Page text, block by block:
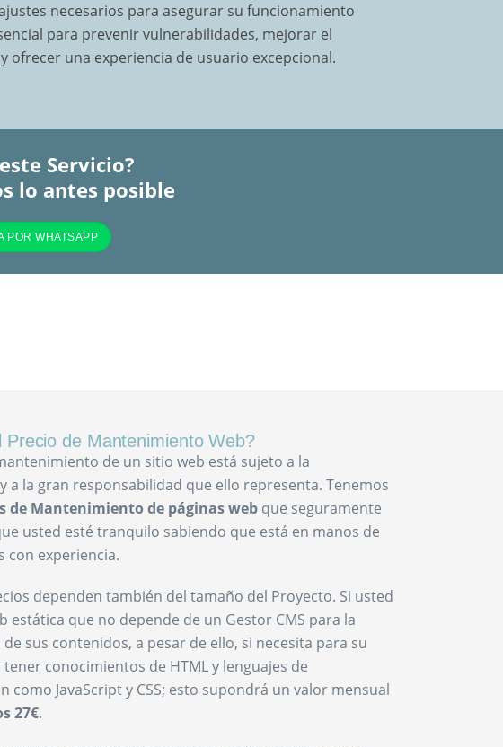
necesarios para asegurar su funcionamiento
para prevenir vulnerabilidades, mejorar el
ofrecer una experiencia de usuario excepcional.
Servicio?
lo antes posible
Precio de Mantenimiento Web?
de un sitio web está sujeto a la
a la gran responsabilidad que ello representa. Tenemos
de Mantenimiento de páginas web que seguramente
usted esté tranquilo sabiendo que está en manos de
con experiencia.
dependen también del tamaño del Proyecto. Si usted
estática que no depende de un Gestor CMS para la
sus contenidos, a pesar de ello, si necesita para su
conocimientos de HTML y lenguajes de
como JavaScript y CSS; esto supondrá un valor mensual
27€.